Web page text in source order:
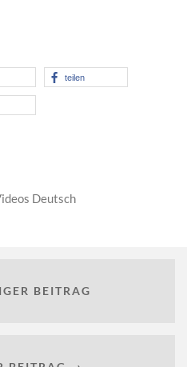
teilen
Deutsch
BEITRAG